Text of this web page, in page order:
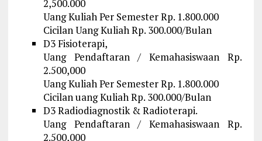
2,500.000
Uang Kuliah Per Semester Rp. 1.800.000
Cicilan Uang Kuliah Rp. 300.000/Bulan
D3 Fisioterapi,
Uang Pendaftaran / Kemahasiswaan Rp.
2.500,000
Uang Kuliah Per Semester Rp. 1.800.000
Cicilan uang Kuliah Rp. 300.000/Bulan
D3 Radiodiagnostik & Radioterapi.
Uang Pendaftaran / Kemahasiswaan Rp.
2.500,000